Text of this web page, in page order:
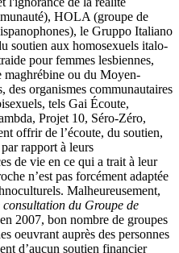
HOLA (groupe de
le Gruppo Italiano
soutien aux homosexuels italo-
pour femmes lesbiennes,
maghrébine ou du Moyen-
des organismes communautaires
tels Gai Écoute,
Projet 10, Séro-Zéro,
offrir de l’écoute, du soutien,
par rapport à leurs
de vie en ce qui a trait à leur
n’est pas forcément adaptée
Malheureusement,
consultation du Groupe de
en 2007, bon nombre de groupes
oeuvrant auprès des personnes
d’aucun soutien financier